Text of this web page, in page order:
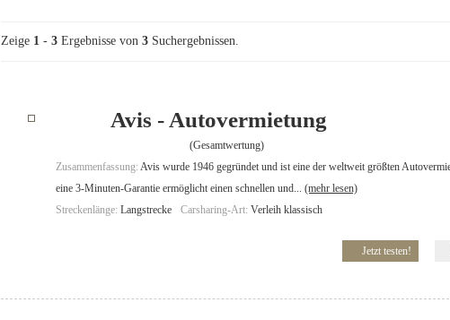
Zeige 1 - 3 Ergebnisse von 3 Suchergebnissen.
Avis - Autovermietung
(Gesamtwertung)
Zusammenfassung: Avis wurde 1946 gegründet und ist eine der weltweit größten
eine 3-Minuten-Garantie ermöglicht einen schnellen und... (mehr lesen)
Streckenlänge: Langstrecke Carsharing-Art: Verleih klassisch
Jetzt testen!